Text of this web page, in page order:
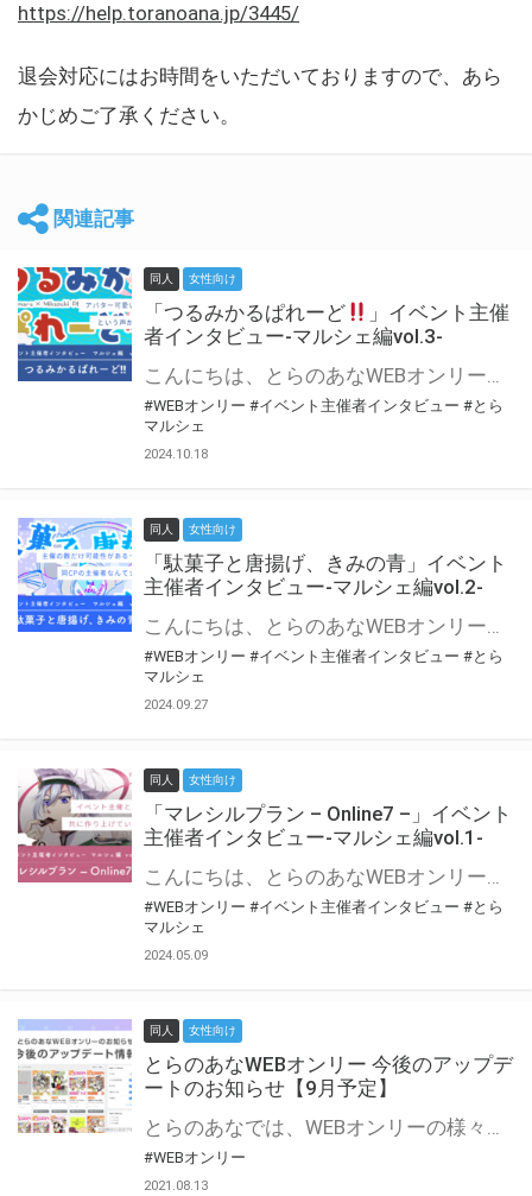
https://help.toranoana.jp/3445/
退会対応にはお時間をいただいておりますので、あら
かじめご了承ください。
関連記事
同人 女性向け
「つるみかるぱれーど
」イベント主催
者インタビュー-マルシェ編vol.3-
こんにちは、とらのあなWEBオンリー運営スタッフです。 新たにお届けする、イベント主催者インタビュー-マルシェ編-は、 とらのあなWEBオンリー「マルシェ」をご利用した主催様に 「マルシェ」を使って開催した感想や心がけをお聞きする企画です。 今回は、WEBオンリー初開催「つるみかるぱれーど
#WEBオンリー #イベント主催者インタビュー #とら
マルシェ
2024.10.18
同人 女性向け
「駄菓子と唐揚げ、きみの青」イベント
主催者インタビュー-マルシェ編vol.2-
こんにちは、とらのあなWEBオンリー運営スタッフです。 新たにお届けする、イベント主催者インタビュー-マルシェ編-は、 とらのあなWEBオンリー「マルシェ」をご利用の主催様に 「マルシェ」を使ってイベントを開催した感想や心がけをお聞きする企画です。 今回は、WEBオンリー初開催「駄菓子と唐揚げ、きみの青」より、 主催のぎこ六屋様にお話を伺いました。 協力：ぎこ六屋様／イベント公式Twitter（@krkgwks） とらのあなWEBオンリー「マルシェ」とは？ WEBオンリーでリアルタイムでコミュニケーションがとれるオンライン会場です。
#WEBオンリー #イベント主催者インタビュー #とら
マルシェ
2024.09.27
同人 女性向け
「マレシルプラン – Online7 –」イベント
主催者インタビュー-マルシェ編vol.1-
こんにちは、とらのあなWEBオンリー運営スタッフです。 新たにお届けする、イベント主催者インタビュー-マルシェ編-は、 とらのあなWEBオンリー「マルシェ」をご利用した主催様に 「マルシェ」を使って開催した感想や心がけをお聞きする企画です。 今回は、WEBオンリー開催7回目迎えた「マレシルプラン – Online7 –」より、 主催の玉川うた様にお話を伺いました。 ▼マレシルプランのインタビュー前回記事 「イベント主催者インタビュー vol.6」はこちら 協力：玉川うた様（マレシルプラン実行委員会 代表）／イベント公式Twitter（@mallesil_plan） とらのあなWEBオンリー「マルシェ」とは？ WEBオンリーでリアルタイムでコミュニケーションがとれるオンライン会場です。
#WEBオンリー #イベント主催者インタビュー #とら
マルシェ
2024.05.09
同人 女性向け
とらのあなWEBオンリー 今後のアップデ
ートのお知らせ【9月予定】
とらのあなでは、WEBオンリーの様々な支援を実施しています。 今回は2021年9月に実装を予定しているアップデート情報についてご紹介いたします。 とらのあなWEBオンリーサイトはこちら
#WEBオンリー
2021.08.13